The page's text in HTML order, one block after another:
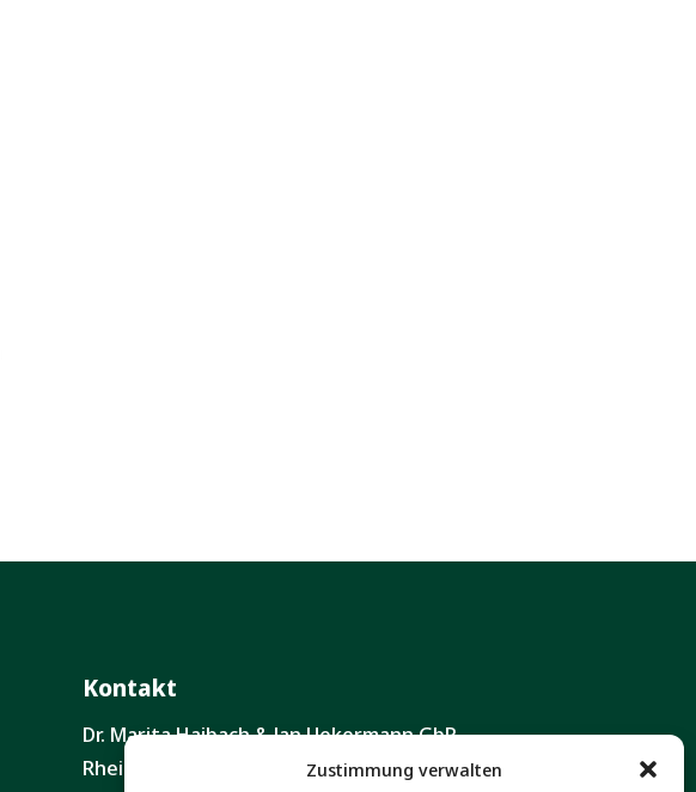
Zustimmung verwalten
Kontakt
Dr. Marita Haibach & Jan Uekermann GbR
Rheingaustraße 111 A